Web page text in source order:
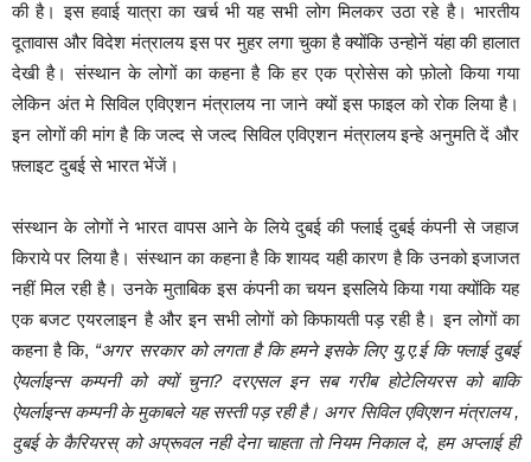
की है। इस हवाई यात्रा का खर्च भी यह सभी लोग मिलकर उठा रहे है। भारतीय
दूतावास और विदेश मंत्रालय इस पर मुहर लगा चुका है क्योंकि उन्होनें यंहा की हालात
देखी है। संस्थान के लोगों का कहना है कि हर एक प्रोसेस को फ़ोलो किया गया
लेकिन अंत मे सिविल एविएशन मंत्रालय ना जाने क्यों इस फाइल को रोक लिया है।
इन लोगों की मांग है कि जल्द से जल्द सिविल एविएशन मंत्रालय इन्हे अनुमति दें और
फ़्लाइट दुबई से भारत भेंजें।
संस्थान के लोगों ने भारत वापस आने के लिये दुबई की फ्लाई दुबई कंपनी से जहाज
किराये पर लिया है। संस्थान का कहना है कि शायद यही कारण है कि उनको इजाजत
नहीं मिल रही है। उनके मुताबिक इस कंपनी का चयन इसलिये किया गया क्योंकि यह
एक बजट एयरलाइन है और इन सभी लोगों को किफायती पड़ रही है। इन लोगों का
कहना है कि, “अगर सरकार को लगता है कि हमने इसके लिए यु.ए.ई कि फ्लाई दुबई
ऐयर्लाइन्स कम्पनी को क्यों चुना? दरएसल इन सब गरीब होटेलियरस को बाकि
ऐयर्लाइन्स कम्पनी के मुकाबले यह सस्ती पड़ रही है। अगर सिविल एविएशन मंत्रालय ,
दुबई के कैरियरस् को अप्रूवल नही देना चाहता तो नियम निकाल दे, हम अप्लाई ही